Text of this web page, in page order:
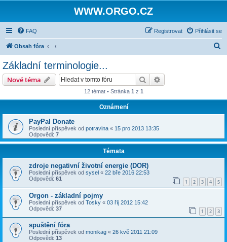
WWW.ORGO.CZ
FAQ Přihlásit se
Registrovat
Obsah fóra
Základní terminologie...
Nové téma Hledat
12 témat • Stránka 1 z 1
Oznámení
PayPal Donate
Poslední příspěvek od potravina « 15 pro 2013 13:35
Odpovědi: 7
Témata
zdroje negativní životní energie (DOR)
Poslední příspěvek od sysel « 22 bře 2016 22:53
Odpovědi: 61 1 2 3 4 5
Orgon - základní pojmy
Poslední příspěvek od Tosky « 03 říj 2012 15:42
Odpovědi: 37 1 2 3
spuštění fóra
Poslední příspěvek od monikag « 26 kvě 2011 21:09
Odpovědi: 13